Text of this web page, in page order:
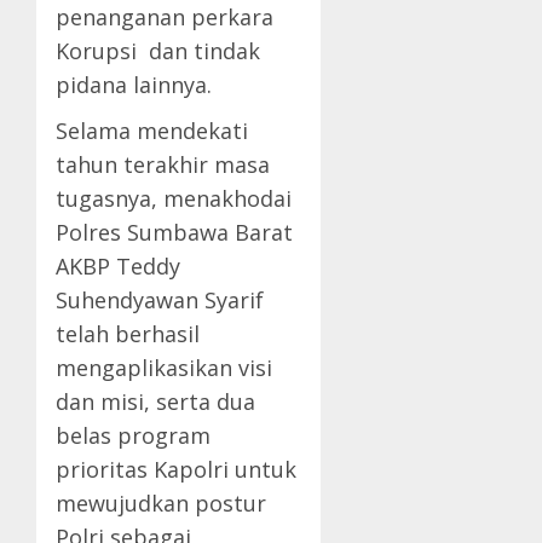
penanganan perkara
Korupsi dan tindak
pidana lainnya.
Selama mendekati
tahun terakhir masa
tugasnya, menakhodai
Polres Sumbawa Barat
AKBP Teddy
Suhendyawan Syarif
telah berhasil
mengaplikasikan visi
dan misi, serta dua
belas program
prioritas Kapolri untuk
mewujudkan postur
Polri sebagai